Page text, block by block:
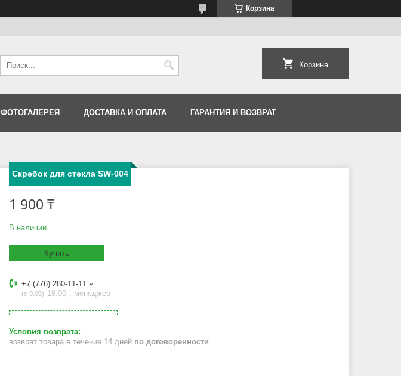
Корзина
Корзина
ФОТОГАЛЕРЕЯ ДОСТАВКА И ОПЛАТА ГАРАНТИЯ И ВОЗВРАТ
Скребок для стекла SW-004
1 900 ₸
В наличии
Купить
+7 (776) 280-11-11
с 9.00 18.00，менеджер
возврат товара в течение 14 дней по договоренности